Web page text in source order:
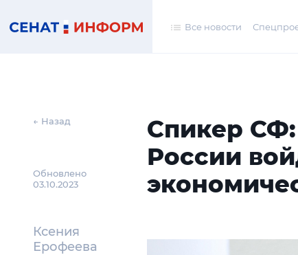
Все новости
← Назад
Обновлено
03.10.2023
Ксения
Ерофеева
Спикер
России